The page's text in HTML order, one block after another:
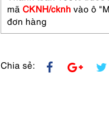
mã CKNH/cknh vào ô
đơn hàng
Chia sẻ: